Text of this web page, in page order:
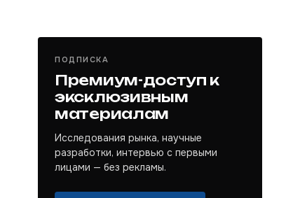
ПОДПИСКА
Премиум-доступ к
эксклюзивным
материалам
Исследования рынка, научные
разработки, интервью с первыми
лицами — без рекламы.